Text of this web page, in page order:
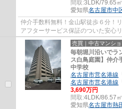
間取:3LDK/79.65㎡
愛知県名古屋市中
仲介手数料無料！金山駅徒歩６分！
アフターサービス保証のついた安心
売買｜中古マンショ
毎朝堀川沿いでラ
ス白鳥庭園】仲介
中学校
名古屋市営名港線
名古屋市営名港線
3,690万円
間取:4LDK/86.57㎡
愛知県名古屋市熱